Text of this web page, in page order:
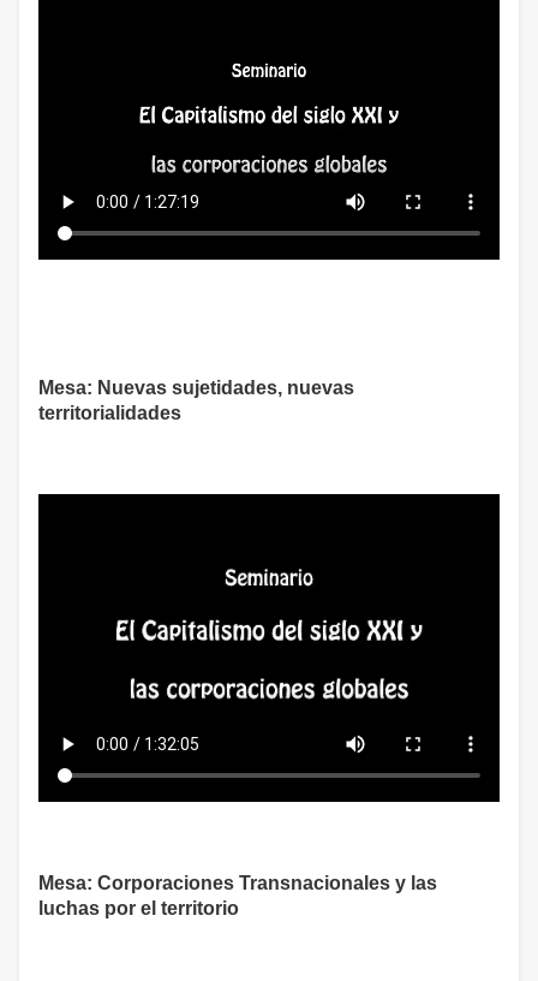
Mesa: Nuevas sujetidades, nuevas
territorialidades
Mesa: Corporaciones Transnacionales y las
luchas por el territorio